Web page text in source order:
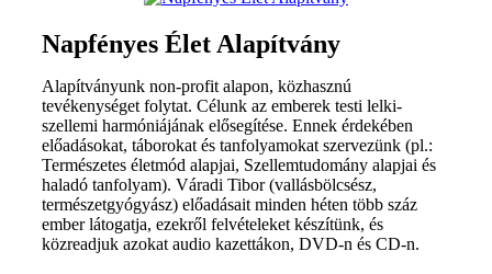
Napfényes Élet Alapítvány
Alapítványunk non-profit alapon, közhasznú
tevékenységet folytat. Célunk az emberek testi lelki-
szellemi harmóniájának elősegítése. Ennek érdekében
előadásokat, táborokat és tanfolyamokat szervezünk (pl.:
Természetes életmód alapjai, Szellemtudomány alapjai és
haladó tanfolyam). Váradi Tibor (vallásbölcsész,
természetgyógyász) előadásait minden héten több száz
ember látogatja, ezekről felvételeket készítünk, és
közreadjuk azokat audio kazettákon, DVD-n és CD-n.